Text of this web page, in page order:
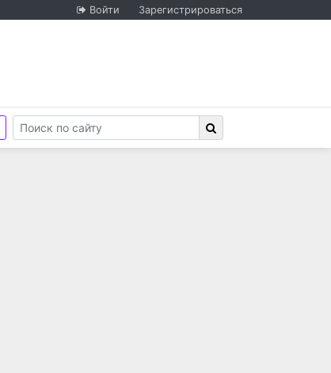
Войти Зарегистрироваться